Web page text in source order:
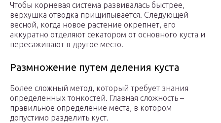
Чтобы корневая система развивалась быстрее,
верхушка отводка прищипывается. Следующей
весной, когда новое растение окрепнет, его
аккуратно отделяют секатором от основного куста и
пересаживают в другое место.
Размножение путем деления куста
Более сложный метод, который требует знания
определенных тонкостей. Главная сложность –
правильное определение места, в котором
допустимо разделить куст.